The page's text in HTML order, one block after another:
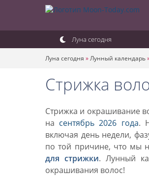
Луна сегодня
Луна сегодня »Лунный календарь
Стрижка
Стрижка и окрашивание
на сентябрь 2026 года.
включая день недели,
по той причине, что мы
для стрижки. Лунный
окрашивания волос!